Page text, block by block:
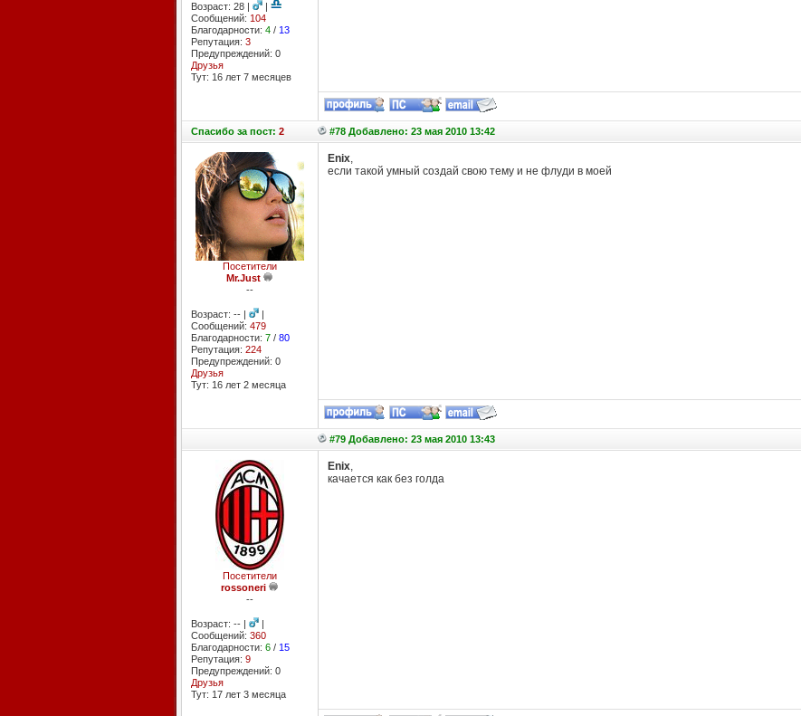
Возраст: 28 |
|
Сообщений: 104
Благодарности: 4/ 13
Репутация: 3
Предупреждений: 0
Друзья
Тут: 16 лет 7 месяцев
Спасибоза пост: 2 #78 Добавлено: 23 мая 2010 13:42
Посетители
Mr.Just
--
Возраст: -- |
|
Сообщений: 479
Благодарности: 7/ 80
Репутация: 224
Предупреждений: 0
Друзья
Тут: 16 лет 2 месяцa
Enix,
если такой умный создай свою тему и не флуди в моей
#79 Добавлено: 23 мая 2010 13:43
Посетители
rossoneri
--
Возраст: -- |
|
Сообщений: 360
Благодарности: 6/ 15
Репутация: 9
Предупреждений: 0
Друзья
Тут: 17 лет 3 месяцa
Enix,
качается как без голда